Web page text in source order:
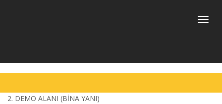
2. DEMO ALANI (BİNA YANI)